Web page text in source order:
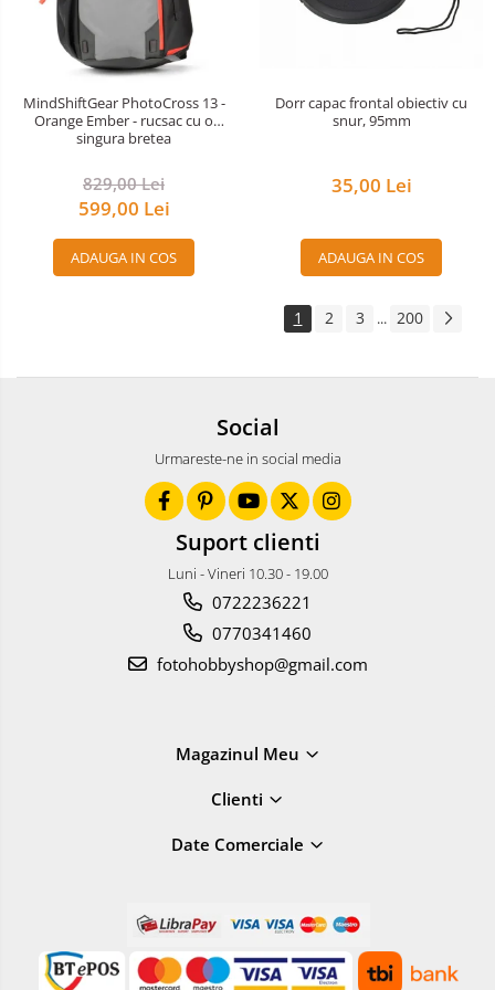
Aparate foto de colectie -
Miniaturi
Accesorii pt. aparate foto de
Aparate de colectie de tip Box-
Reviste, carti si software
Second Hand
Aparate foto SECOND HAND
Aparate foto Mirrorless (SH)
Obiective foto Mirrorless (SH)
Obiective foto DSLR (SH)
Obiective foto SLR (pe film) (SH)
Accesorii pentru obiective ,
Blitz-uri externe + accesorii ,
Blitz-uri studio , SECOND HAND
Imprimante SECOND HAND
Adaptoare pentru compacte
MindShiftGear PhotoCross 13 -
Orange Ember - rucsac cu o
singura bretea
829,00 Lei
599,00 Lei
ADAUGA IN COS
Dorr capac frontal obiectiv cu
snur, 95mm
35,00 Lei
ADAUGA IN COS
1 2 3 ... 200
Social
Urmareste-ne in social media
Suport clienti
Luni - Vineri 10.30 - 19.00
0722236221
0770341460
fotohobbyshop@gmail.com
Magazinul Meu
Clienti
Date Comerciale